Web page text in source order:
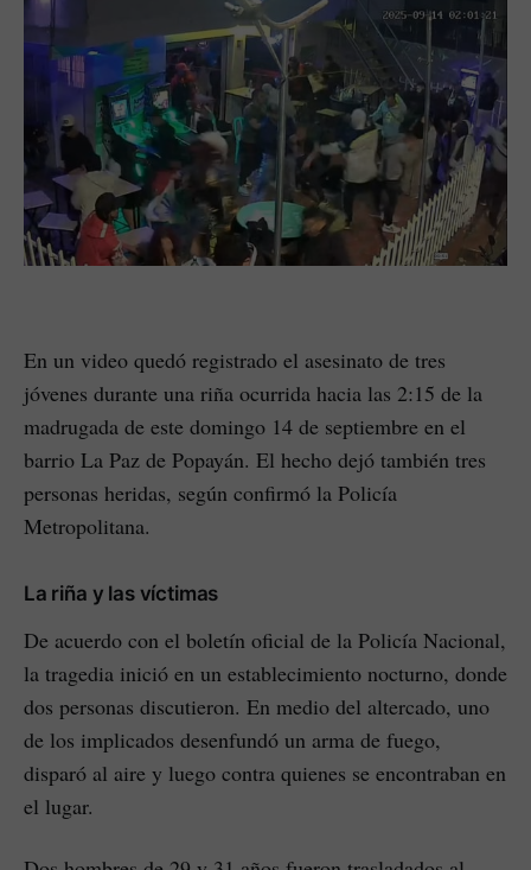
En un video quedó registrado el asesinato de tres
jóvenes durante una riña ocurrida hacia las 2:15 de la
madrugada de este domingo 14 de septiembre en el
barrio La Paz de Popayán. El hecho dejó también tres
personas heridas, según confirmó la Policía
Metropolitana.
La riña y las víctimas
De acuerdo con el boletín oficial de la Policía Nacional,
la tragedia inició en un establecimiento nocturno, donde
dos personas discutieron. En medio del altercado, uno
de los implicados desenfundó un arma de fuego,
disparó al aire y luego contra quienes se encontraban en
el lugar.